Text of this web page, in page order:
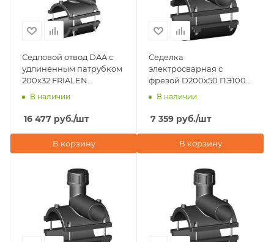
Седловой отвод DAA с
удлиненным патрубком
200х32 FRIALEN
(Германия)
В наличии
16 477 руб./шт
В корзину
Седелка
электросварная с
фрезой D200х50 ПЭ100
SDR 11 Eurostandard
В наличии
7 359 руб./шт
В корзину